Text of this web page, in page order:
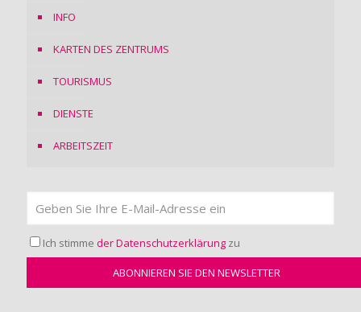
INFO
KARTEN DES ZENTRUMS
TOURISMUS
DIENSTE
ARBEITSZEIT
Ich stimme der Datenschutzerklärung zu